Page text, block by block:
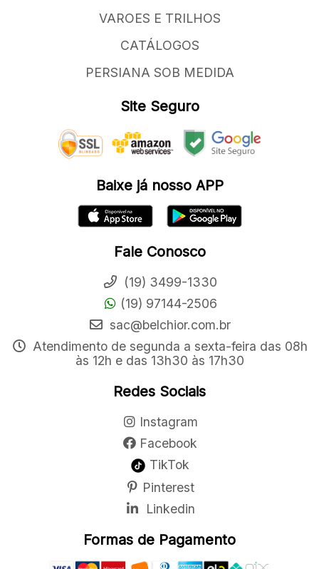
VAROES E TRILHOS
CATÁLOGOS
PERSIANA SOB MEDIDA
Site Seguro
Baixe já nosso APP
Fale Conosco
(19) 3499-1330
(19) 97144-2506
sac@belchior.com.br
Atendimento de segunda a sexta-feira das 08h
às 12h e das 13h30 às 17h30
Redes Sociais
Instagram
Facebook
TikTok
Pinterest
Linkedin
Formas de Pagamento